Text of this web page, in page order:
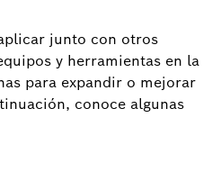
junto con otros
y herramientas en la
para expandir o mejorar
conoce algunas